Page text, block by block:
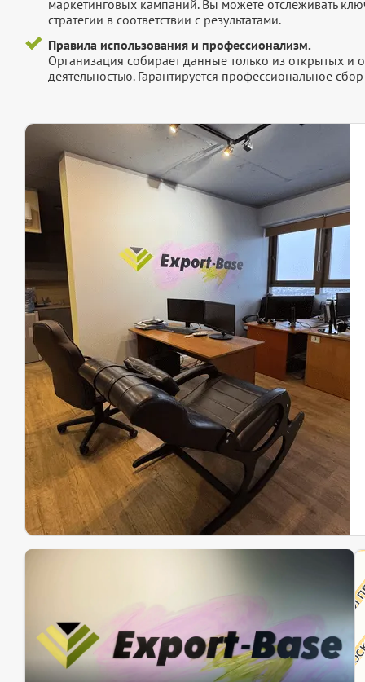
маркетинговых кампаний. Вы можете отслеживать
стратегии в соответствии с результатами.
Правила использования и профессионализм.
Организация собирает данные только из открытых и
деятельностью. Гарантируется профессиональное